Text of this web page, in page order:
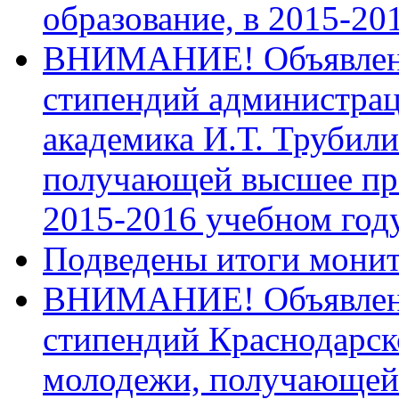
образование, в 2015-
ВНИМАНИЕ! Объявлен
стипендий
академика И.Т.
получающей высшее
2015-2016 учебном
Подведены итоги
ВНИМАНИЕ! Объявлен
стипендий
молодежи,